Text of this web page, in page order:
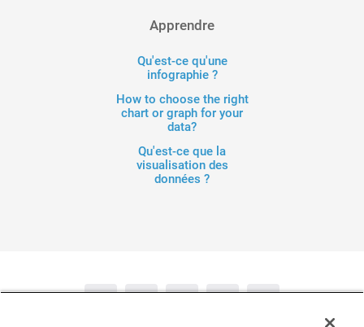
Apprendre
Qu'est-ce qu'une
infographie ?
How to choose the right
chart or graph for your
data?
Qu'est-ce que la
visualisation des
données ?